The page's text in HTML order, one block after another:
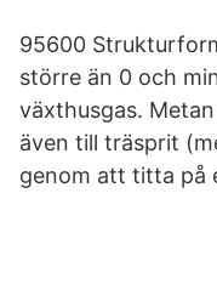
95600
större än 0 och
växthusgas.
även till träsprit
genom att titta på